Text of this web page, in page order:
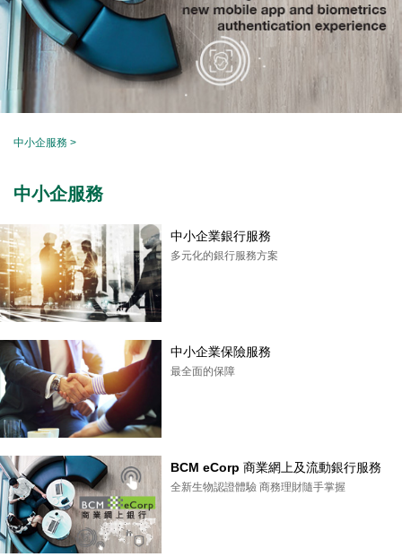
中小企服務 >
中小企服務
中小企業銀行服務
多元化的銀行服務方案
中小企業保險服務
最全面的保障
BCM eCorp 商業網上及流動銀行服務
全新生物認證體驗 商務理財隨手掌握